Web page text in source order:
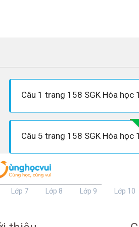
Lớp 7 Lớp 8 Lớp 9 Lớp 10